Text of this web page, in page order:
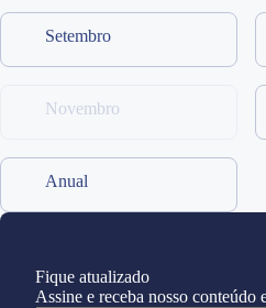
Setembro
Novembro
Anual
Fique atualizado
Assine e receba nosso conteúdo